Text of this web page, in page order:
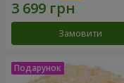
Замовити